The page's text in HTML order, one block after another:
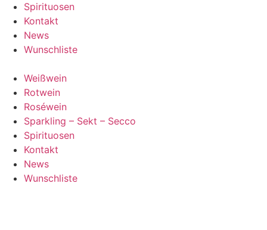
Spirituosen
Kontakt
News
Wunschliste
Weißwein
Rotwein
Roséwein
Sparkling – Sekt – Secco
Spirituosen
Kontakt
News
Wunschliste